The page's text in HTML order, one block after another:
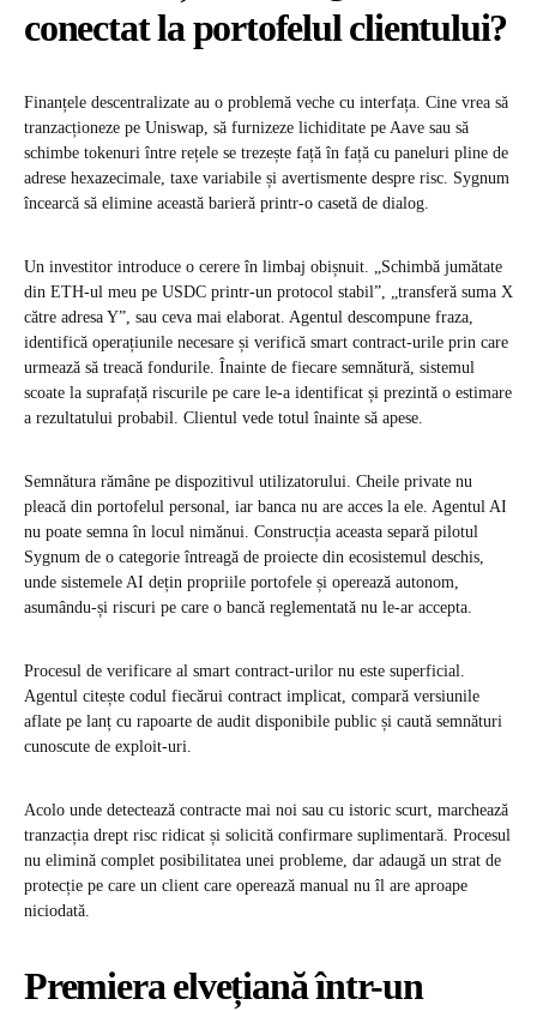
conectat la portofelul clientului?
Finanțele descentralizate au o problemă veche cu interfața. Cine vrea să
tranzacționeze pe Uniswap, să furnizeze lichiditate pe Aave sau să
schimbe tokenuri între rețele se trezește față în față cu paneluri pline de
adrese hexazecimale, taxe variabile și avertismente despre risc. Sygnum
încearcă să elimine această barieră printr-o casetă de dialog.
Un investitor introduce o cerere în limbaj obișnuit. „Schimbă jumătate
din ETH-ul meu pe USDC printr-un protocol stabil”, „transferă suma X
către adresa Y”, sau ceva mai elaborat. Agentul descompune fraza,
identifică operațiunile necesare și verifică smart contract-urile prin care
urmează să treacă fondurile. Înainte de fiecare semnătură, sistemul
scoate la suprafață riscurile pe care le-a identificat și prezintă o estimare
a rezultatului probabil. Clientul vede totul înainte să apese.
Semnătura rămâne pe dispozitivul utilizatorului. Cheile private nu
pleacă din portofelul personal, iar banca nu are acces la ele. Agentul AI
nu poate semna în locul nimănui. Construcția aceasta separă pilotul
Sygnum de o categorie întreagă de proiecte din ecosistemul deschis,
unde sistemele AI dețin propriile portofele și operează autonom,
asumându-și riscuri pe care o bancă reglementată nu le-ar accepta.
Procesul de verificare al smart contract-urilor nu este superficial.
Agentul citește codul fiecărui contract implicat, compară versiunile
aflate pe lanț cu rapoarte de audit disponibile public și caută semnături
cunoscute de exploit-uri.
Acolo unde detectează contracte mai noi sau cu istoric scurt, marchează
tranzacția drept risc ridicat și solicită confirmare suplimentară. Procesul
nu elimină complet posibilitatea unei probleme, dar adaugă un strat de
protecție pe care un client care operează manual nu îl are aproape
niciodată.
Premiera elvețiană într-un